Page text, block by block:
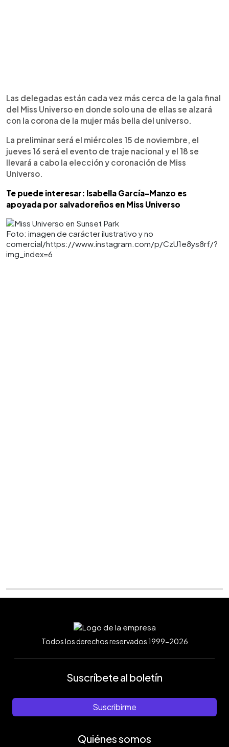
Las delegadas están cada vez más cerca de la gala final
del Miss Universo en donde solo una de ellas se alzará
con la corona de la mujer más bella del universo.
La preliminar será el miércoles 15 de noviembre, el
jueves 16 será el evento de traje nacional y el 18 se
llevará a cabo la elección y coronación de Miss
Universo.
Te puede interesar: Isabella García-Manzo es
apoyada por salvadoreños en Miss Universo
Foto: imagen de carácter ilustrativo y no
comercial/https://www.instagram.com/p/CzU1e8ys8rf/?
img_index=6
Todos los derechos reservados 1999-2026
Suscríbete al boletín
Suscribirme
Quiénes somos